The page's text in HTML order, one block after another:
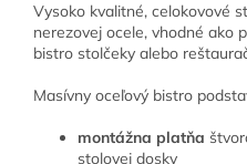
Vysoko kvalitné, celokovové
nerezovej ocele, vhodné ako
bistro stolčeky alebo
Masívny oceľový bistro
montážna platňa
stolovej dosky